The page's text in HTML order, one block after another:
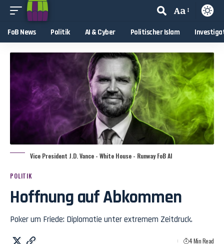
Aa
FoB News Politik AI & Cyber Politischer Islam
Vice President J.D. Vance - White House - Runway FoB AI
POLITIK
Hoffnung auf Abkommen
Poker um Friede: Diplomatie unter extremem Zeitdruck.
4 Min Read